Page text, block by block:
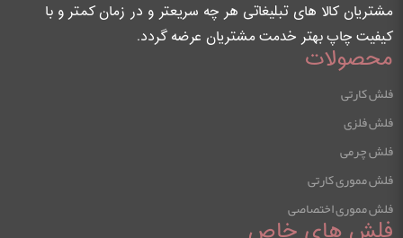
مشتریان کالا های تبلیغاتی هر چه سریعتر و در زمان کمتر و با
کیفیت چاپ بهتر خدمت مشتریان عرضه گردد.
محصولات
فلش کارتی
فلش فلزی
فلش چرمی
فلش مموری کارتی
فلش مموری اختصاصی